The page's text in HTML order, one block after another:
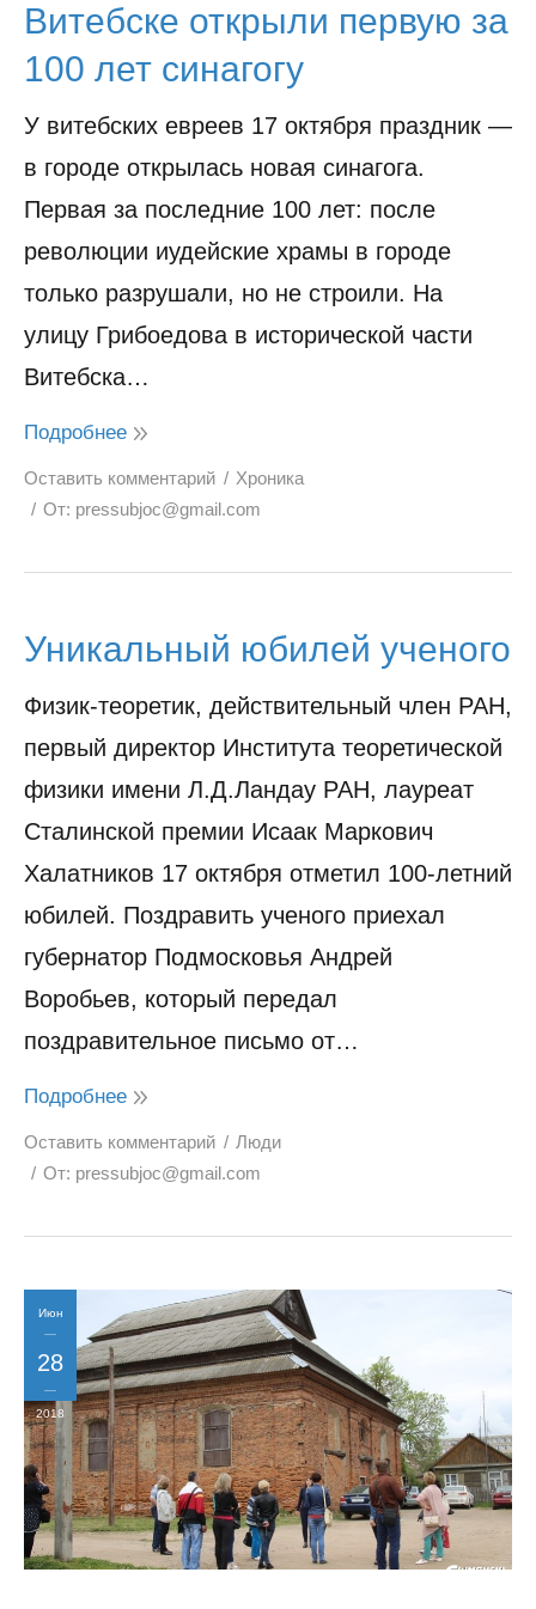
Витебске открыли первую за
100 лет синагогу
У витебских евреев 17 октября праздник —
в городе открылась новая синагога.
Первая за последние 100 лет: после
революции иудейские храмы в городе
только разрушали, но не строили. На
улицу Грибоедова в исторической части
Витебска…
Подробнее
Оставить комментарий
Хроника
От: pressubjoc@gmail.com
Уникальный юбилей ученого
Физик-теоретик, действительный член РАН,
первый директор Института теоретической
физики имени Л.Д.Ландау РАН, лауреат
Сталинской премии Исаак Маркович
Халатников 17 октября отметил 100-летний
юбилей. Поздравить ученого приехал
губернатор Подмосковья Андрей
Воробьев, который передал
поздравительное письмо от…
Подробнее
Оставить комментарий
Люди
От: pressubjoc@gmail.com
Июн
28
2018